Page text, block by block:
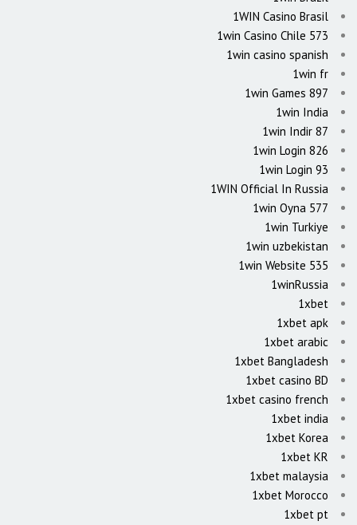
1WIN Casino Brasil
1win Casino Chile 573
1win casino spanish
1win fr
1win Games 897
1win India
1win Indir 87
1win Login 826
1win Login 93
1WIN Official In Russia
1win Oyna 577
1win Turkiye
1win uzbekistan
1win Website 535
1winRussia
1xbet
1xbet apk
1xbet arabic
1xbet Bangladesh
1xbet casino BD
1xbet casino french
1xbet india
1xbet Korea
1xbet KR
1xbet malaysia
1xbet Morocco
1xbet pt